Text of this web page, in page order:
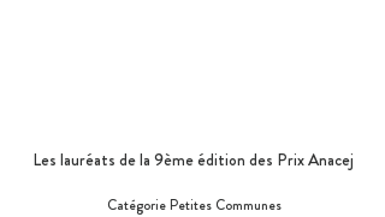
Les lauréats de la 9ème édition des Prix Anacej
  Catégorie Petites Communes